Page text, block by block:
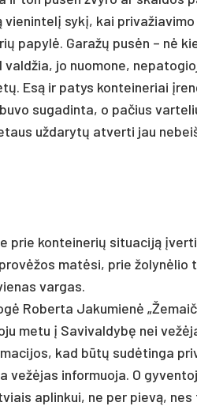
sykį, kai
pa­pylė. Ga­ražų pusėn – nė
vald­žia, jo nuo­mo­ne,
Esą ir pa­tys kon­tei­ne­riai
su­ga­din­ta, o pa­čius
už­da­rytų at­ver­ti jau
prie kon­tei­ne­rių si­tua­ciją
matė­si, prie
var­gas.
Ro­ber­ta Ja­ku­mienė
me­tu į Sa­vi­val­dybę nei
kad būtų su­dėtin­ga
vežė­jas in­for­muo­ja. O
ap­lin­kui, ne per pievą,